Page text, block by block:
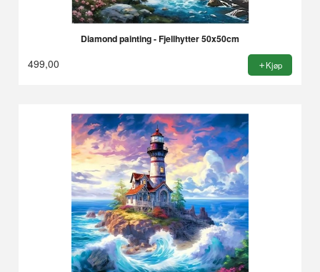
Diamond painting - Fjellhytter 50x50cm
499,00 Kjøp